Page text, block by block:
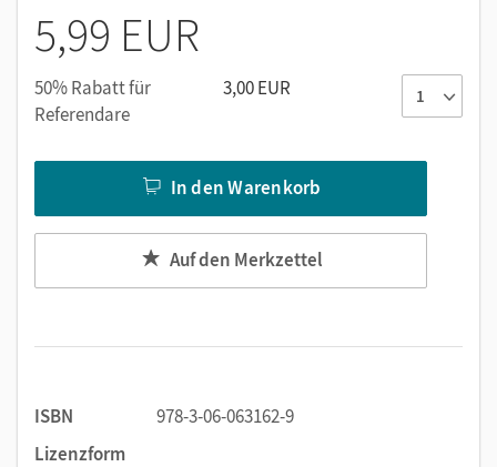
5,99 EUR
50% Rabatt für
Referendare
3,00 EUR
In den Warenkorb
Auf den Merkzettel
ISBN
978-3-06-063162-9
Lizenzform